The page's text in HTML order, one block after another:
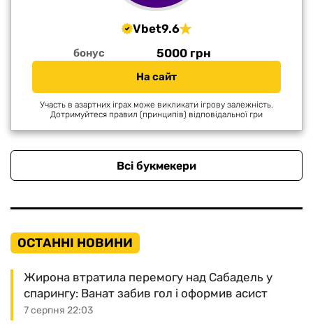
Vbet9.6
бонус 5000 грн
На сайт
Участь в азартних іграх може викликати ігрову залежність.
Дотримуйтеся правил (принципів) відповідальної гри
Всі букмекери
ОСТАННІ НОВИНИ
7 серпня 22:03
Жирона втратила перемогу над Сабадель у
спарингу: Ванат забив гол і оформив асист